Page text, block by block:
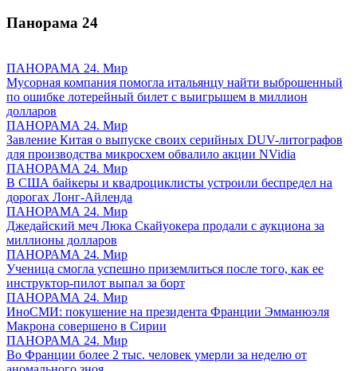
Панорама 24
ПАНОРАМА 24. Мир
Мусорная компания помогла итальянцу найти выброшенный
по ошибке лотерейный билет с выигрышем в миллион
долларов
ПАНОРАМА 24. Мир
Завление Китая о выпуске своих серийных DUV-литографов
для производства микросхем обвалило акции NVidia
ПАНОРАМА 24. Мир
В США байкеры и квадроциклисты устроили беспредел на
дорогах Лонг-Айленда
ПАНОРАМА 24. Мир
Джедайский меч Люка Скайуокера продали с аукциона за
миллионы долларов
ПАНОРАМА 24. Мир
Ученица смогла успешно приземлиться после того, как ее
инструктор-пилот выпал за борт
ПАНОРАМА 24. Мир
ИноСМИ: покушение на президента Франции Эмманюэля
Макрона совершено в Сирии
ПАНОРАМА 24. Мир
Во Франции более 2 тыс. человек умерли за неделю от